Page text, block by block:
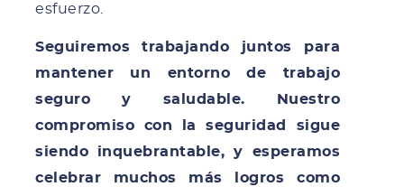
esfuerzo.
Seguiremos trabajando juntos para
mantener un entorno de trabajo
seguro y saludable. Nuestro
compromiso con la seguridad sigue
siendo inquebrantable, y esperamos
celebrar muchos más logros como